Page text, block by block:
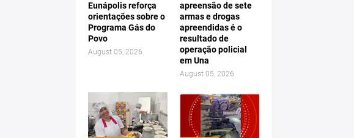
Eunápolis reforça
orientações sobre o
Programa Gás do
Povo
August 05, 2026
apreensão de sete
armas e drogas
apreendidas é o
resultado de
operação policial
em Una
August 05, 2026